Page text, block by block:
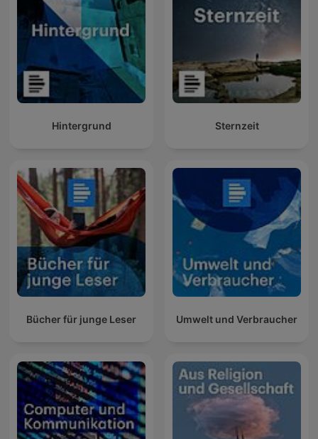
Hintergrund Sternzeit
Bücher für junge Leser Umwelt und Verbraucher